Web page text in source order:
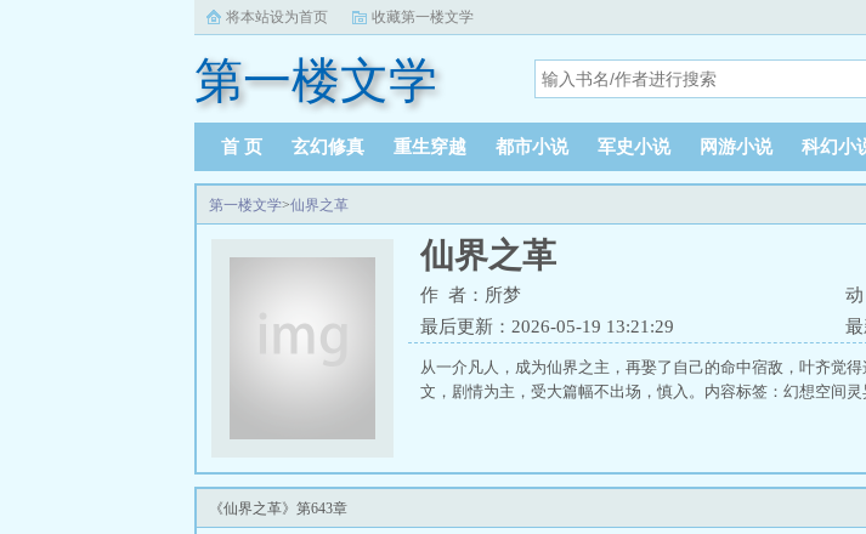
将本站设为首页 收藏第一楼文学
第一楼文学
首 页 玄幻修真 重生穿越 都市小说 军史小说 网游小说 科幻小
第一楼文学>仙界之革
仙界之革
作 者：所梦 动
最后更新：2026-05-19 13:21:29
最
从一介凡人，成为仙界之主，再娶了自己的命中宿敌，叶齐觉
文，剧情为主，受大篇幅不出场，慎入。内容标签：幻想空间灵
《仙界之革》第643章